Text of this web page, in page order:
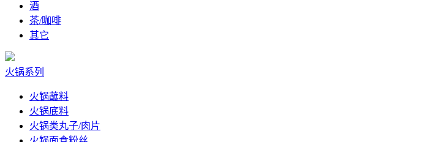
酒
茶/咖啡
其它
火锅系列
火锅蘸料
火锅底料
火锅类丸子/肉片